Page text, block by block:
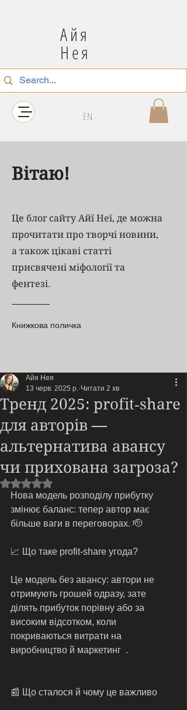
Айя
Нея
EN
Вітаю!
Це блог сайту Айї Неї, де можна
прочитати про творчі новини,
а також цікаві статті
присвячені міфології та
фентезі.
Книжкова поличка
Тренд 2025: profit‑share
для авторів —
альтернатива авансу
чи прихована загроза?
Айя Нея
13 черв. 2025 р. Читати 2 хв
Оцінка: NaN з 5 зірок.
Нова модель розподілу прибутку
змінює баланс: тепер автор має
більше ваги в переговорах. 🫡
📈 Що таке profit‑share угода?
Це модель без авансу: автори не
отримують грошей одразу, зате
ділять прибуток порівну або за
високим відсотком, коли
покриваються витрати на
виробництво й маркетинг  .
📰 Що сталося й чому це важливо